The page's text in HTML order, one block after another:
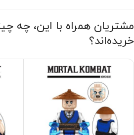
مشتریان همراه با این، چه
خریده‌اند؟